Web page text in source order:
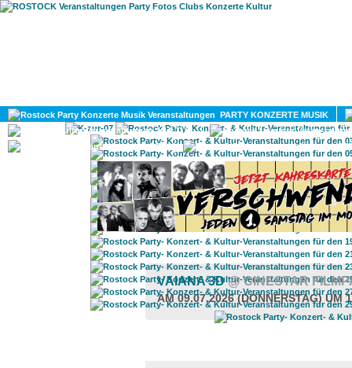
PARTY KONZERTE MUSIK
KULTUR
GAY
VAIANA 3D@ CINESTAR
AM 09.07.2026 (DONNERSTAG) UM